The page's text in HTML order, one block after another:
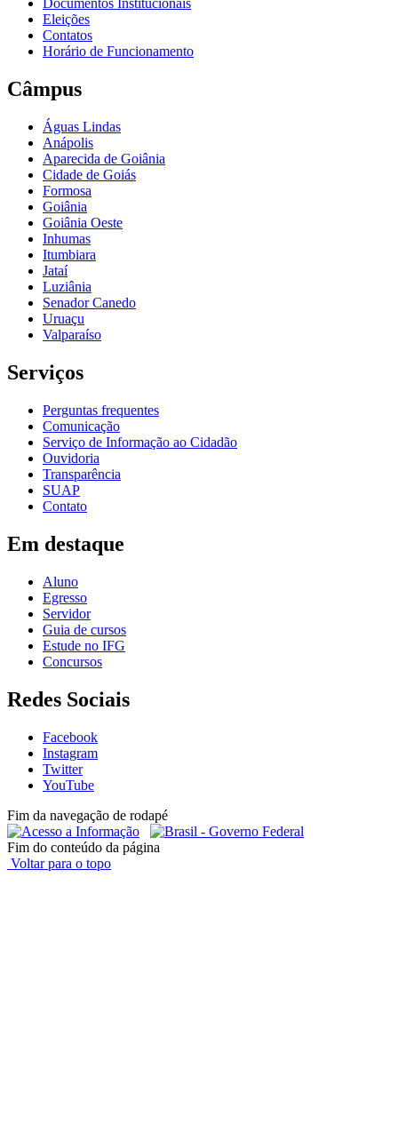
Documentos Institucionais
Eleições
Contatos
Horário de Funcionamento
Câmpus
Águas Lindas
Anápolis
Aparecida de Goiânia
Cidade de Goiás
Formosa
Goiânia
Goiânia Oeste
Inhumas
Itumbiara
Jataí
Luziânia
Senador Canedo
Uruaçu
Valparaíso
Serviços
Perguntas frequentes
Comunicação
Serviço de Informação ao Cidadão
Ouvidoria
Transparência
SUAP
Contato
Em destaque
Aluno
Egresso
Servidor
Guia de cursos
Estude no IFG
Concursos
Redes Sociais
Facebook
Instagram
Twitter
YouTube
Fim da navegação de rodapé
Fim do conteúdo da página
Voltar para o topo